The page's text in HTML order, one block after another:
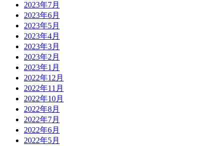
2023年7月
2023年6月
2023年5月
2023年4月
2023年3月
2023年2月
2023年1月
2022年12月
2022年11月
2022年10月
2022年8月
2022年7月
2022年6月
2022年5月